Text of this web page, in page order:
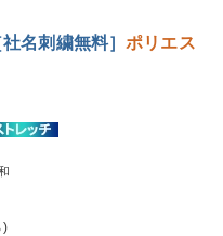
名刺繍無料］ポリエス
)